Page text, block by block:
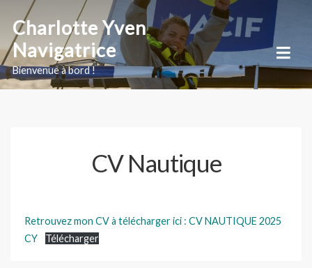
content
Charlotte Yven
Navigatrice
Bienvenue à bord !
CV Nautique
Retrouvez mon CV à télécharger ici : CV NAUTIQUE 2025
CY
Télécharger